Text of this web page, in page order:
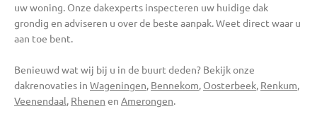
uw woning. Onze dakexperts inspecteren uw huidige dak
grondig en adviseren u over de beste aanpak. Weet direct waar u
aan toe bent.
Benieuwd wat wij bij u in de buurt deden? Bekijk onze
dakrenovaties in Wageningen, Bennekom, Oosterbeek, Renkum,
Veenendaal, Rhenen en Amerongen.